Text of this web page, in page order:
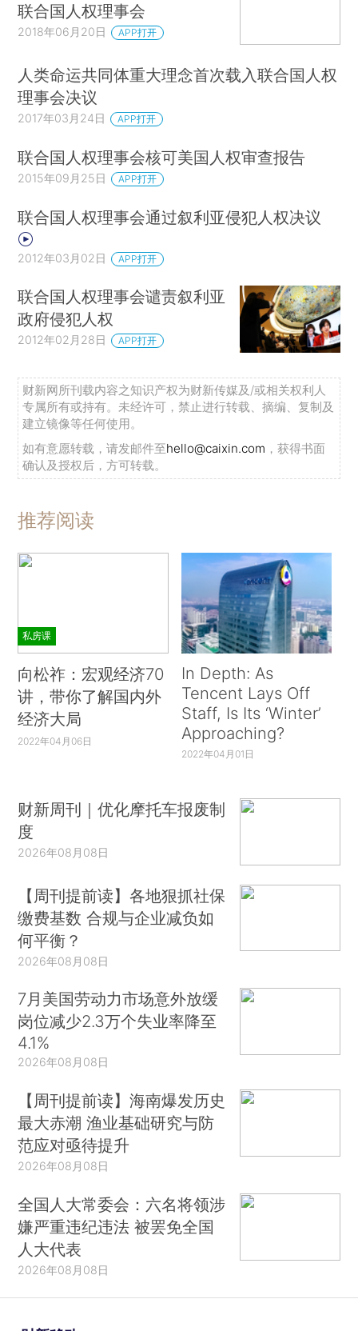
联合国人权理事会
2018年06月20日 APP打开
人类命运共同体重大理念首次载入联合国人权
理事会决议
2017年03月24日 APP打开
联合国人权理事会核可美国人权审查报告
2015年09月25日 APP打开
联合国人权理事会通过叙利亚侵犯人权决议
2012年03月02日 APP打开
联合国人权理事会谴责叙利亚
政府侵犯人权
2012年02月28日 APP打开
财新网所刊载内容之知识产权为财新传媒及/或相关权利人
专属所有或持有。未经许可，禁止进行转载、摘编、复制及
建立镜像等任何使用。
如有意愿转载，请发邮件至hello@caixin.com ，获得书面
确认及授权后，方可转载。
推荐阅读
私房课
向松祚：宏观经济70
讲，带你了解国内外
经济大局
2022年04月06日
In Depth: As
Tencent Lays Off
Staff, Is Its ‘Winter’
Approaching?
2022年04月01日
财新周刊｜优化摩托车报废制
度
2026年08月08日
【周刊提前读】各地狠抓社保
缴费基数 合规与企业减负如
何平衡？
2026年08月08日
7月美国劳动力市场意外放缓
岗位减少2.3万个失业率降至
4.1%
2026年08月08日
【周刊提前读】海南爆发历史
最大赤潮 渔业基础研究与防
范应对亟待提升
2026年08月08日
全国人大常委会：六名将领涉
嫌严重违纪违法 被罢免全国
人大代表
2026年08月08日